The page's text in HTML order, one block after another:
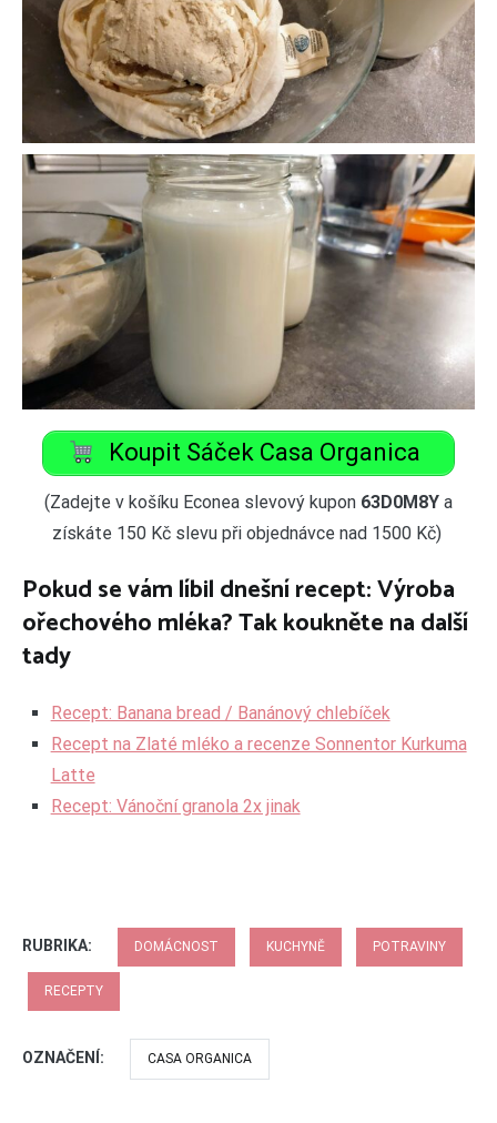
Koupit Sáček Casa Organica
(Zadejte v košíku Econea slevový kupon 63D0M8Y a
získáte 150 Kč slevu při objednávce nad 1500 Kč)
Pokud se vám líbil dnešní recept: Výroba
ořechového mléka? Tak koukněte na další
tady
Recept: Banana bread / Banánový chlebíček
Recept na Zlaté mléko a recenze Sonnentor Kurkuma
Latte
Recept: Vánoční granola 2x jinak
RUBRIKA: DOMÁCNOST KUCHYNĚ POTRAVINY
RECEPTY
OZNAČENÍ: CASA ORGANICA